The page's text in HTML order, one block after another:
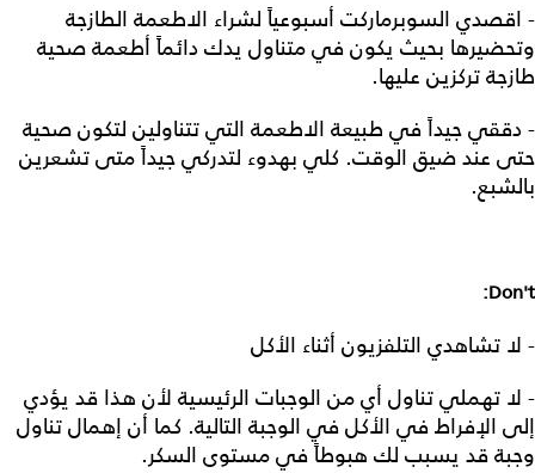
- اقصدي السوبرماركت أسبوعياً لشراء الاطعمة الطازجة
وتحضيرها بحيث يكون في متناول يدك دائماً أطعمة صحية
طازجة تركزين عليها.
- دققي جيداً في طبيعة الاطعمة التي تتناولين لتكون صحية
حتى عند ضيق الوقت. كلي بهدوء لتدركي جيداً متى تشعرين
بالشبع.
Don't
:
- لا تشاهدي التلفزيون أثناء الأكل
- لا تهملي تناول أي من الوجبات الرئيسية لأن هذا قد يؤدي
إلى الإفراط في الأكل في الوجبة التالية. كما أن إهمال تناول
وجبة قد يسبب لك هبوطاً في مستوى السكر.